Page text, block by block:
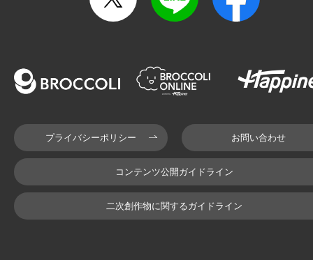
プライバシーポリシー お問い合わせ
コンテンツ公開ガイドライン
二次創作物に関するガイドライン